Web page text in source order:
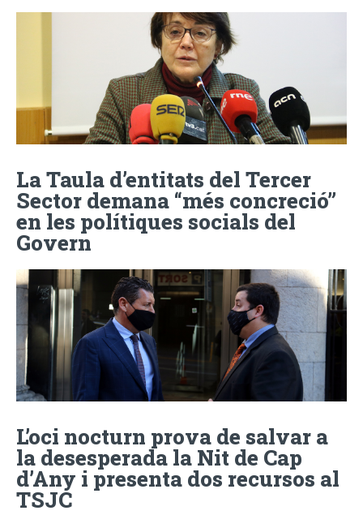
La Taula d’entitats del Tercer
Sector demana “més concreció”
en les polítiques socials del
Govern
L’oci nocturn prova de salvar a
la desesperada la Nit de Cap
d’Any i presenta dos recursos al
TSJC